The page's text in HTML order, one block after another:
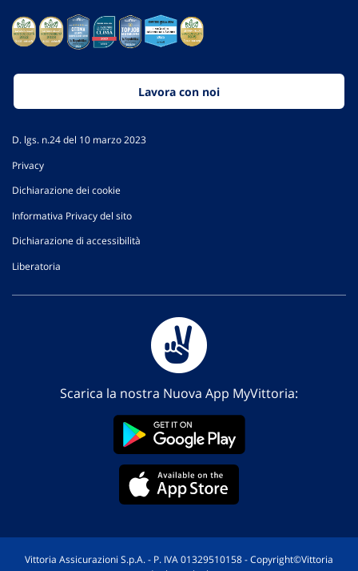
Lavora con noi
D. lgs. n.24 del 10 marzo 2023
Privacy
Dichiarazione dei cookie
Informativa Privacy del sito
Dichiarazione di accessibilità
Liberatoria
Scarica la nostra Nuova App MyVittoria:
Vittoria Assicurazioni S.p.A. - P. IVA 01329510158 - Copyright©Vittoria